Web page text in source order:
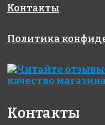
4971 руб./м²
327x327
Контакты
Политика
Контакты